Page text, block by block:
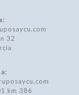
32
km 386